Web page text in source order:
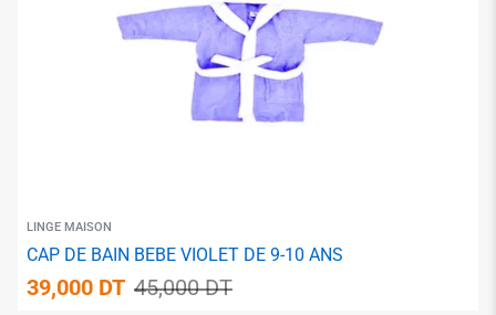
LINGE MAISON
CAP DE BAIN BEBE VIOLET DE 9-10 ANS
45,000DT
39,000 DT
✱